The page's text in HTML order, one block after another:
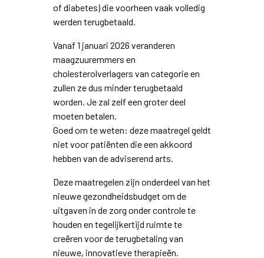
of diabetes) die voorheen vaak volledig
werden terugbetaald.
Vanaf 1 januari 2026 veranderen
maagzuuremmers en
cholesterolverlagers van categorie en
zullen ze dus minder terugbetaald
worden. Je zal zelf een groter deel
moeten betalen.
Goed om te weten: deze maatregel geldt
niet voor patiënten die een akkoord
hebben van de adviserend arts.
Deze maatregelen zijn onderdeel van het
nieuwe gezondheidsbudget om de
uitgaven in de zorg onder controle te
houden en tegelijkertijd ruimte te
creëren voor de terugbetaling van
nieuwe, innovatieve therapieën.